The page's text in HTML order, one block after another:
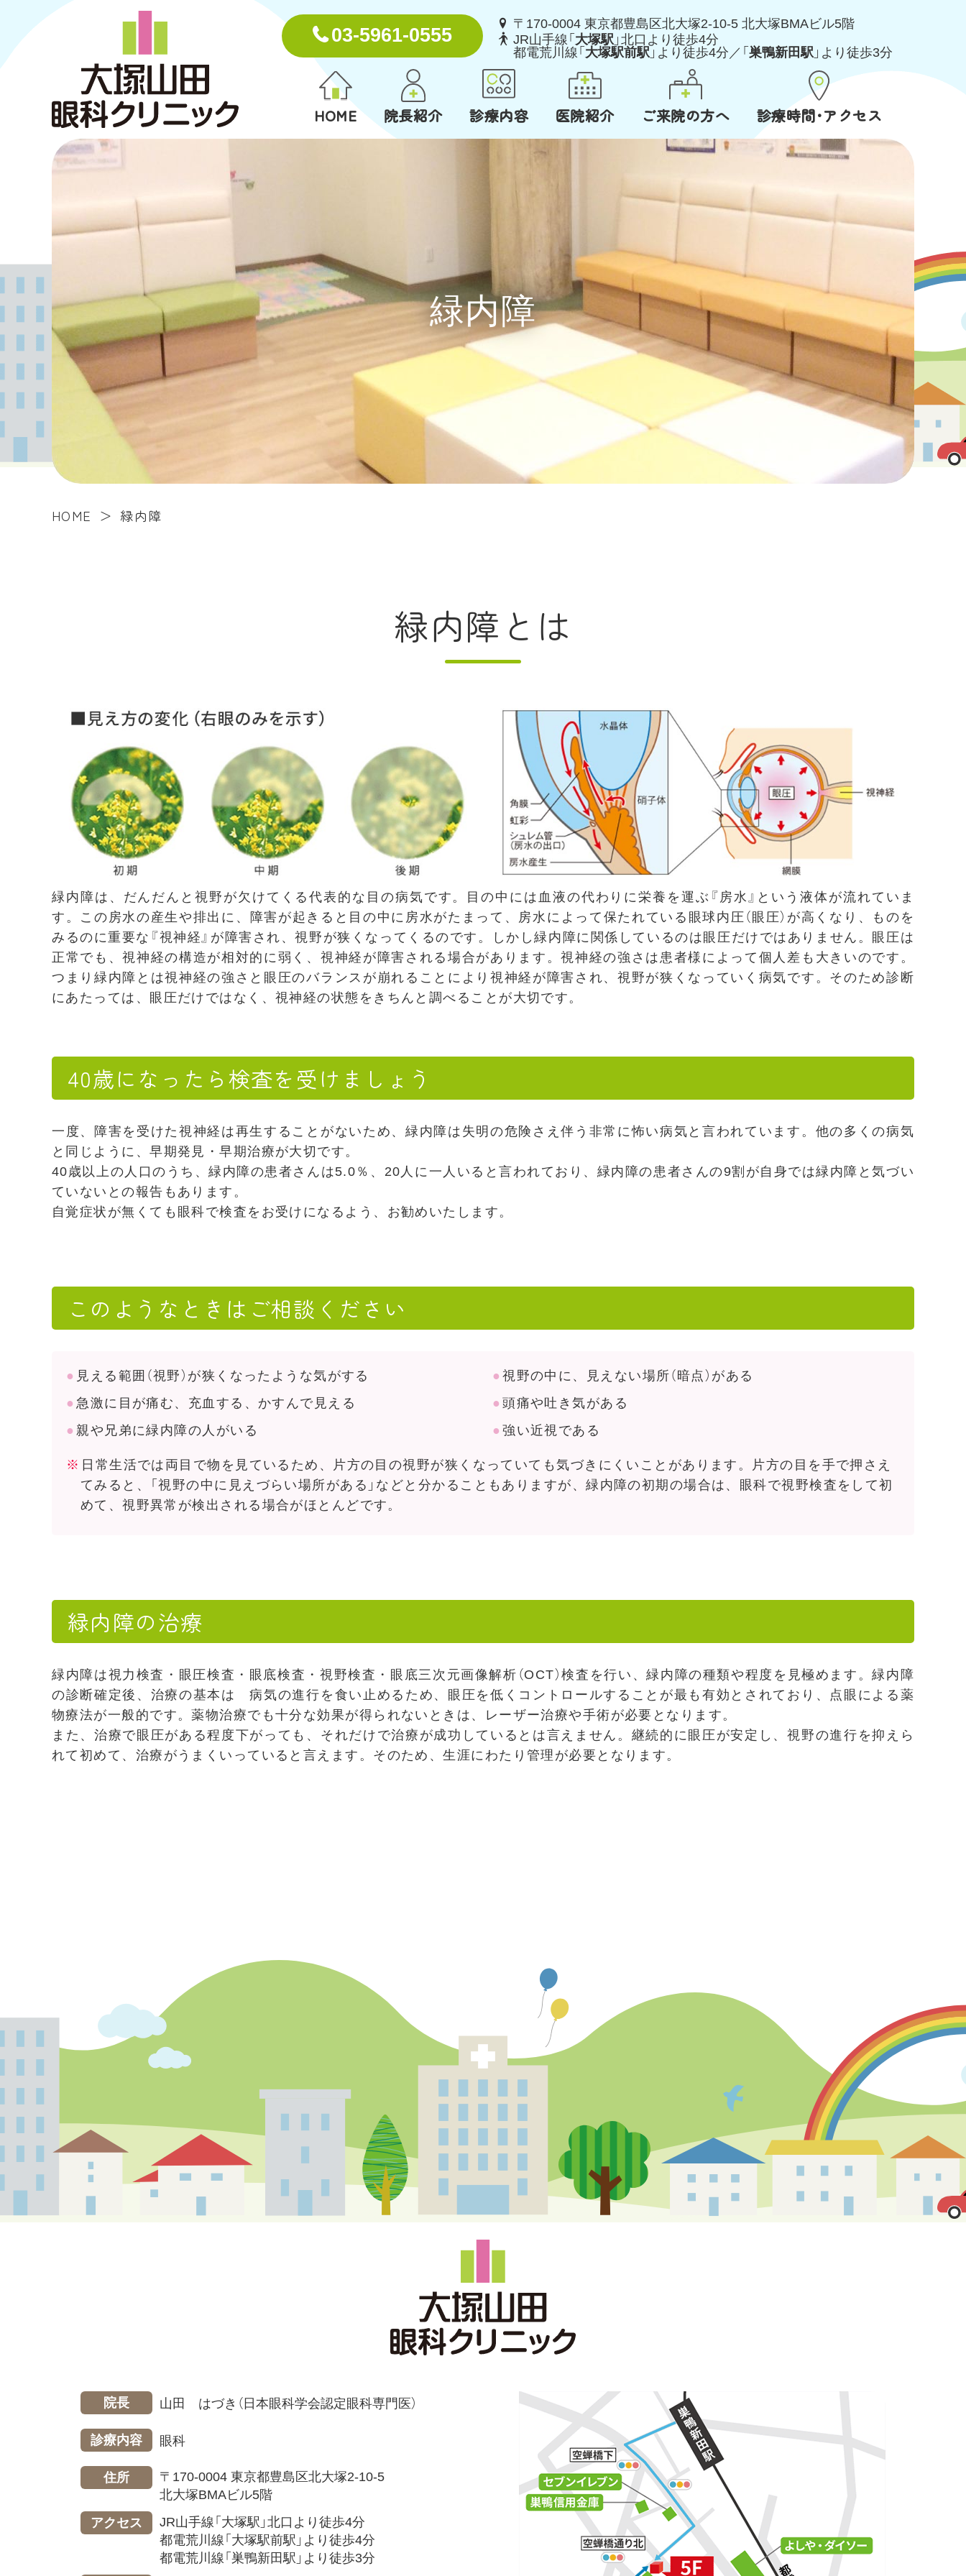
03-5961-0555
 〒170-0004 東京都豊島区北大塚2-10-5 北大塚BMAビル5階
 JR山手線「 大塚駅 」北口より徒歩4分
都電荒川線「 大塚駅前駅 」より徒歩4分／「 巣鴨新田駅 」より徒歩3分
HOME 院長紹介 診療内容 医院紹介 ご来院の方へ 診療時間･アクセス
緑内障
HOME 緑内障
緑内障とは
緑内障は、だんだんと視野が欠けてくる代表的な目の病気です。目の中には血液の代わりに栄養を運ぶ『房水』という液体が流れていま
す。この房水の産生や排出に、障害が起きると目の中に房水がたまって、房水によって保たれている眼球内圧（眼圧）が高くなり、ものを
みるのに重要な『視神経』が障害され、視野が狭くなってくるのです。しかし緑内障に関係しているのは眼圧だけではありません。眼圧は
正常でも、視神経の構造が相対的に弱く、視神経が障害される場合があります。視神経の強さは患者様によって個人差も大きいのです。
つまり緑内障とは視神経の強さと眼圧のバランスが崩れることにより視神経が障害され、視野が狭くなっていく病気です。そのため診断
にあたっては、眼圧だけではなく、視神経の状態をきちんと調べることが大切です。
40歳になったら検査を受けましょう
一度、障害を受けた視神経は再生することがないため、緑内障は失明の危険さえ伴う非常に怖い病気と言われています。他の多くの病気
と同じように、早期発見・早期治療が大切です。
40歳以上の人口のうち、緑内障の患者さんは5.0％、20人に一人いると言われており、緑内障の患者さんの9割が自身では緑内障と気づい
ていないとの報告もあります。
自覚症状が無くても眼科で検査をお受けになるよう、お勧めいたします。
このようなときはご相談ください
見える範囲（視野）が狭くなったような気がする
視野の中に、見えない場所（暗点）がある
急激に目が痛む、充血する、かすんで見える
頭痛や吐き気がある
親や兄弟に緑内障の人がいる
強い近視である
日常生活では両目で物を見ているため、片方の目の視野が狭くなっていても気づきにくいことがあります。片方の目を手で押さえ
てみると、「視野の中に見えづらい場所がある」などと分かることもありますが、緑内障の初期の場合は、眼科で視野検査をして初
めて、視野異常が検出される場合がほとんどです。
緑内障の治療
緑内障は視力検査・眼圧検査・眼底検査・視野検査・眼底三次元画像解析（OCT）検査を行い、緑内障の種類や程度を見極めます。緑内障
の診断確定後、治療の基本は 病気の進行を食い止めるため、眼圧を低くコントロールすることが最も有効とされており、点眼による薬
物療法が一般的です。薬物治療でも十分な効果が得られないときは、レーザー治療や手術が必要となります。
また、治療で眼圧がある程度下がっても、それだけで治療が成功しているとは言えません。継続的に眼圧が安定し、視野の進行を抑えら
れて初めて、治療がうまくいっていると言えます。そのため、生涯にわたり管理が必要となります。
院長 山田 はづき（日本眼科学会認定眼科専門医）
診療内容 眼科
住所
〒170-0004 東京都豊島区北大塚2-10-5
北大塚BMAビル5階
アクセス
JR山手線「大塚駅」北口より徒歩4分
都電荒川線「大塚駅前駅」より徒歩4分
都電荒川線「巣鴨新田駅」より徒歩3分